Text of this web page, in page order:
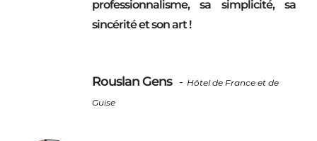
professionnalisme, sa simplicité, sa
sincérité et son art !
Rouslan Gens - Hôtel de France et de
Guise